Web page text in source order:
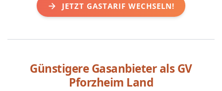
JETZT GASTARIF WECHSELN!
Günstigere Gasanbieter alsGV
Pforzheim Land